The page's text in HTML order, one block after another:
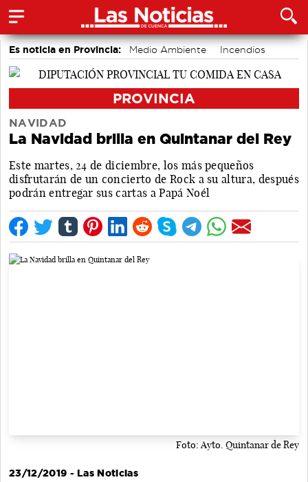
Es noticia en Provincia: Medio Ambiente Incendios
PROVINCIA
NAVIDAD
La Navidad brilla en Quintanar del Rey
Este martes, 24 de diciembre, los más pequeños
disfrutarán de un concierto de Rock a su altura, después
podrán entregar sus cartas a Papá Noél
Foto: Ayto. Quintanar de Rey
23/12/2019 - Las Noticias